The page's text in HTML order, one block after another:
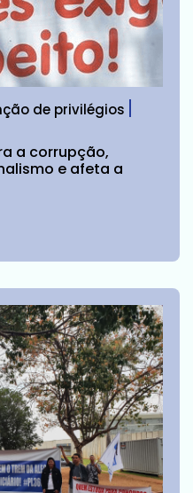
de privilégios
a corrupção,
e afeta a